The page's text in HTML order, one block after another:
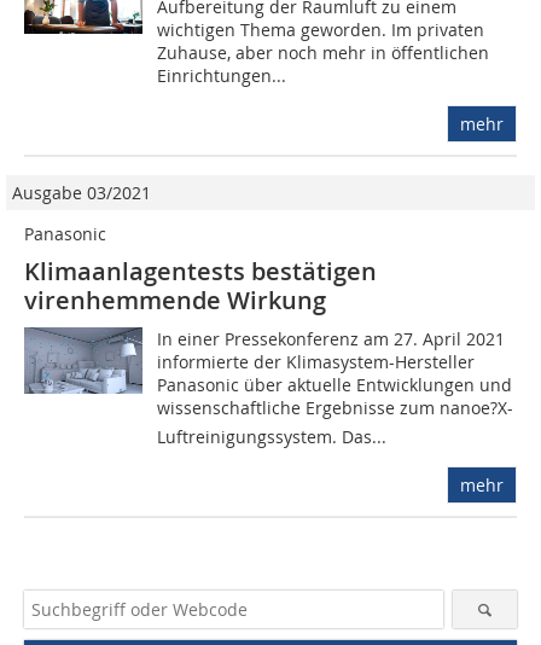
Aufbereitung der Raumluft zu einem
wichtigen Thema geworden. Im privaten
Zuhause, aber noch mehr in öffentlichen
Einrichtungen...
mehr
Ausgabe 03/2021
Panasonic
Klimaanlagentests bestätigen
virenhemmende Wirkung
In einer Pressekonferenz am 27. April 2021
informierte der Klimasystem-Hersteller
Panasonic über aktuelle Entwicklungen und
wissenschaftliche Ergebnisse zum nanoe?X-
Luftreinigungssystem. Das...
mehr